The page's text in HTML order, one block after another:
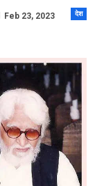
देश
Feb 23, 2023